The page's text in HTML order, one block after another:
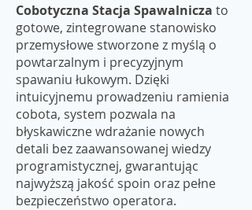
Cobotyczna Stacja Spawalnicza to
gotowe, zintegrowane stanowisko
przemysłowe stworzone z myślą o
powtarzalnym i precyzyjnym
spawaniu łukowym. Dzięki
intuicyjnemu prowadzeniu ramienia
cobota, system pozwala na
błyskawiczne wdrażanie nowych
detali bez zaawansowanej wiedzy
programistycznej, gwarantując
najwyższą jakość spoin oraz pełne
bezpieczeństwo operatora.